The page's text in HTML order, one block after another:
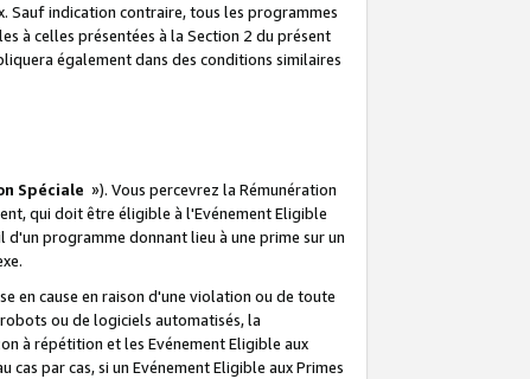
Sauf indication contraire, tous les programmes
à celles présentées à la Section 2 du présent
également dans des conditions similaires
Spéciale »). Vous percevrez la Rémunération
qui doit être éligible à l'Evénement Eligible
d'un programme donnant lieu à une prime sur un
en cause en raison d'une violation ou de toute
ou de logiciels automatisés, la
à répétition et les Evénement Eligible aux
par cas, si un Evénement Eligible aux Primes